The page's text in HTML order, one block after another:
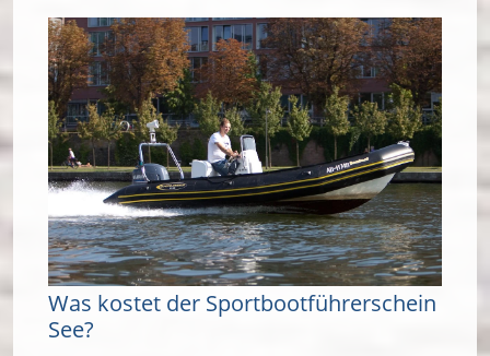
Was kostet der Sportbootführerschein
See?